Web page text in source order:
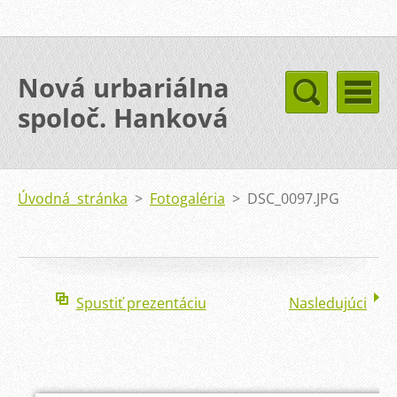
Nová urbariálna
spoloč. Hanková
Úvodná stránka > Fotogaléria > DSC_0097.JPG
Spustiť prezentáciu Nasledujúci